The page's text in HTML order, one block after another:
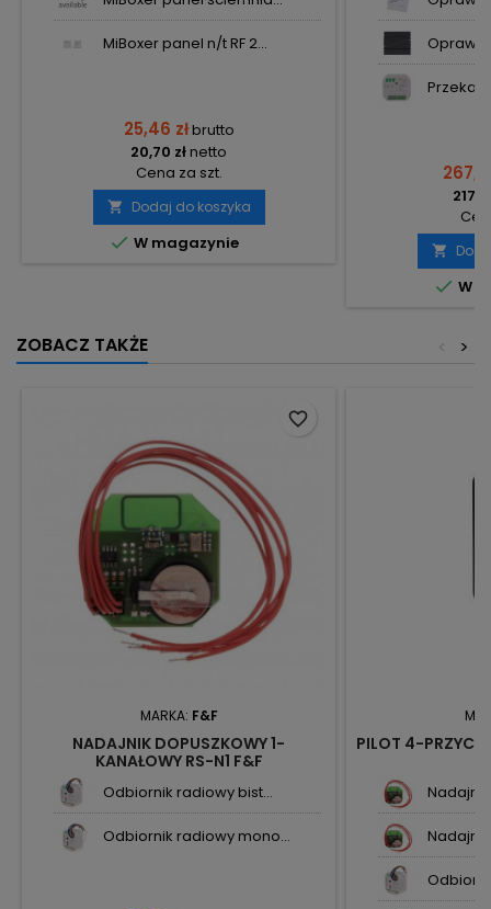
MiBoxer panel n/t RF 2...
25,46 złbrutto
20,70 złnetto
Cena za szt.
 Dodaj do koszyka
 W magazynie
Oprawa

 W
ZOBACZ TAKŻE >
<
MARKA: F&F
NADAJNIK DOPUSZKOWY 1-
KANAŁOWY RS-N1 F&F
Odbiornik radiowy bist...
Odbiornik radiowy mono...
favorite_border
PILOT 4-